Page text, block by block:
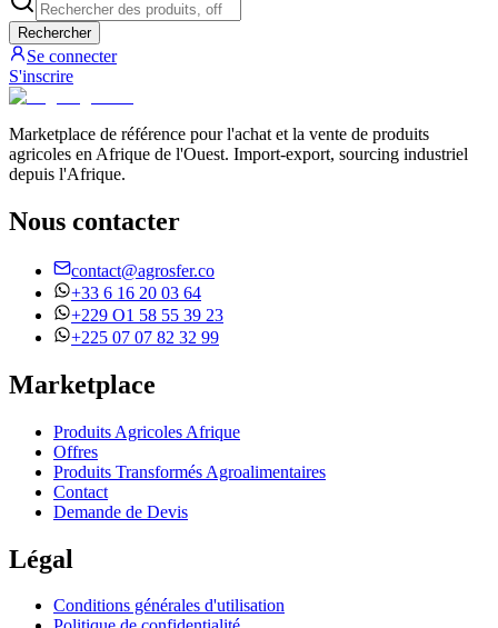
Rechercher
Se connecter
S'inscrire
Marketplace de référence pour l'achat et la vente de produits
agricoles en Afrique de l'Ouest. Import-export, sourcing industriel
depuis l'Afrique.
Nous contacter
contact@agrosfer.co
+33 6 16 20 03 64
+229 O1 58 55 39 23
+225 07 07 82 32 99
Marketplace
Produits Agricoles Afrique
Offres
Produits Transformés Agroalimentaires
Contact
Demande de Devis
Légal
Conditions générales d'utilisation